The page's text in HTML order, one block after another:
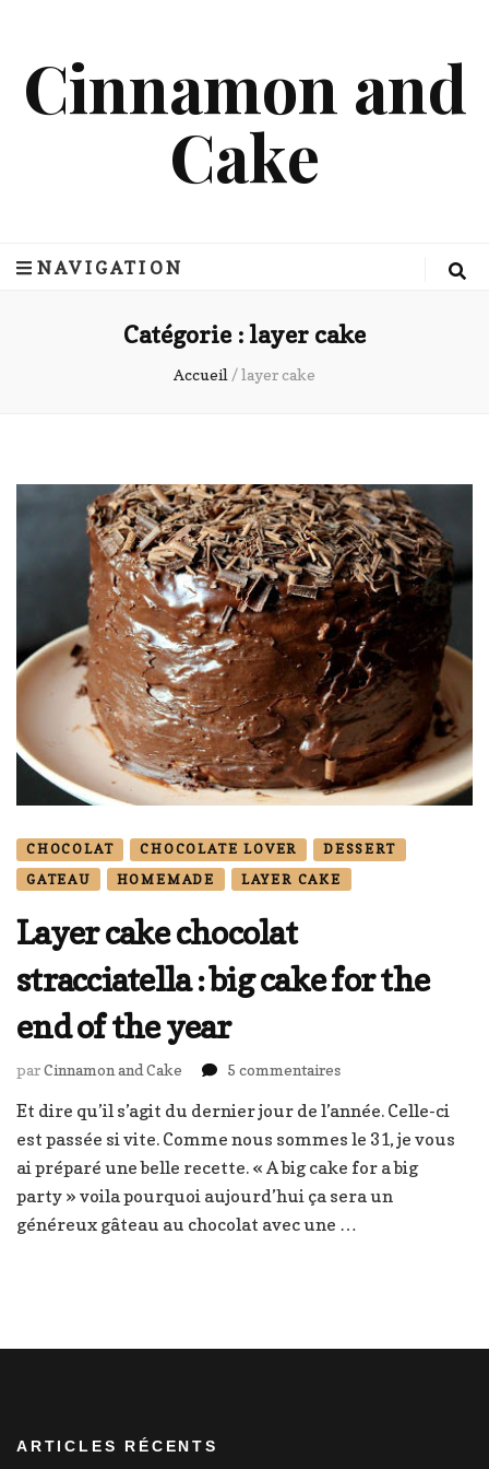
Cinnamon and
Cake
NAVIGATION
Catégorie :layer cake
Accueil /layer cake
CHOCOLAT CHOCOLATE LOVER
DESSERT
GATEAU
HOMEMADE LAYER CAKE
Layer cake chocolat
stracciatella : big cake for the
end of the year
parCinnamon and Cake 5 commentairessur
cake
chocolat
stracciatella
big
cake
Et dire qu’il s’agit du dernier jour de l’année. Celle-ci
est passée si vite. Comme nous sommes le 31, je vous
ai préparé une belle recette. « A big cake for a big
party » voila pourquoi aujourd’hui ça sera un
généreux gâteau au chocolat avec une …
ARTICLES RÉCENTS